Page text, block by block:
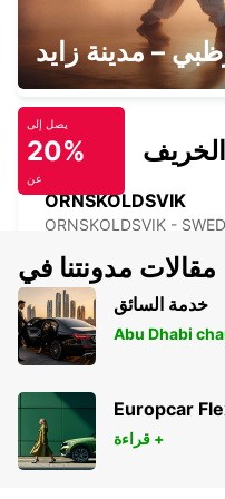
BOLLNAS
BOLLNAS - SWEDEN
ORNSKOLDSVIK
ORNSKOLDSVIK -
ORNSKOLDSVIK
ORNSKOLDSVIK -
– مدينة زايد
يصل إلى
20%
عن
مقالات مدونتنا في
خدمة السائق
Abu Dhabi
قراءة +